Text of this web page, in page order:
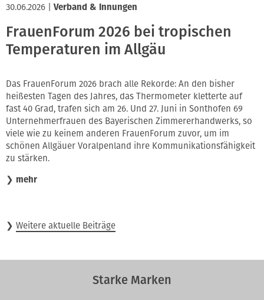
30.06.2026 Verband & Innungen
FrauenForum 2026 bei tropischen
Temperaturen im Allgäu
Das FrauenForum 2026 brach alle Rekorde: An den bisher
heißesten Tagen des Jahres, das Thermometer kletterte auf
fast 40 Grad, trafen sich am 26. Und 27. Juni in Sonthofen 69
Unternehmerfrauen des Bayerischen Zimmererhandwerks, so
viele wie zu keinem anderen FrauenForum zuvor, um im
schönen Allgäuer Voralpenland ihre Kommunikationsfähigkeit
zu stärken.
❯ mehr
❯ Weitere aktuelle Beiträge
Starke Marken